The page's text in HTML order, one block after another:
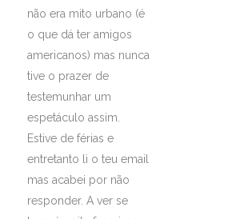
não era mito urbano (é
o que dá ter amigos
americanos) mas nunca
tive o prazer de
testemunhar um
espetáculo assim.
Estive de férias e
entretanto li o teu email
mas acabei por não
responder. A ver se